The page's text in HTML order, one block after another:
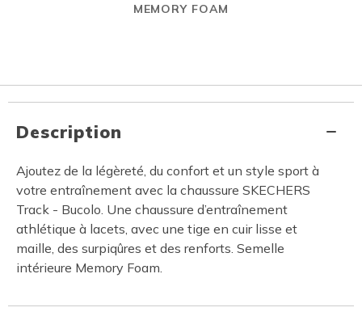
MEMORY FOAM
Description
Ajoutez de la légèreté, du confort et un style sport à
votre entraînement avec la chaussure SKECHERS
Track - Bucolo. Une chaussure d’entraînement
athlétique à lacets, avec une tige en cuir lisse et
maille, des surpiqûres et des renforts. Semelle
intérieure Memory Foam.